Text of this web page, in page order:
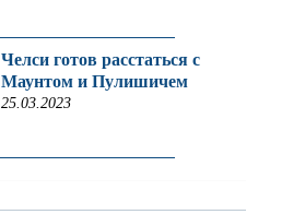
Челси готов расстаться с
Маунтом и Пулишичем
25.03.2023